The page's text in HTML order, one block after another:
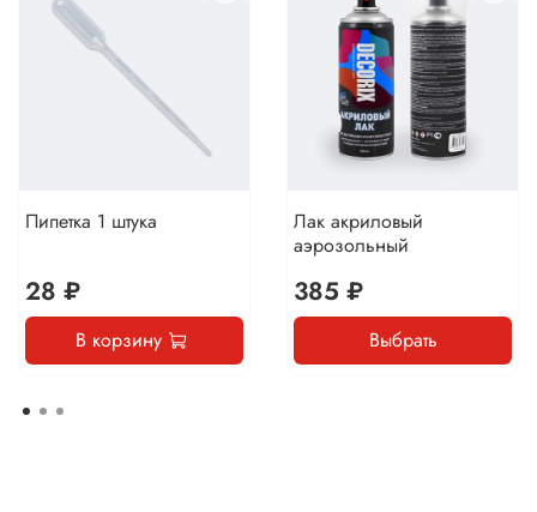
Пипетка 1 штука
28 ₽
В корзину
Лак акриловый
аэрозольный
385 ₽
Выбрать